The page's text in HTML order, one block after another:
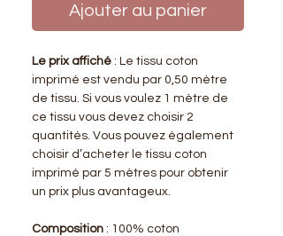
Ajouter au panier
Le prix affiché : Le tissu coton
imprimé est vendu par 0,50 mètre
de tissu. Si vous voulez 1 mètre de
ce tissu vous devez choisir 2
quantités. Vous pouvez également
choisir d’acheter le tissu coton
imprimé par 5 mètres pour obtenir
un prix plus avantageux.
Composition : 100% coton